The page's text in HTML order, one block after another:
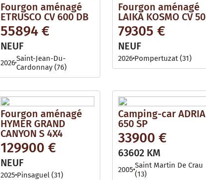
Fourgon aménagé
ETRUSCO CV 600 DB
55894 €
NEUF
2026Saint-Jean-Du-
Cardonnay (76)
Fourgon aménagé
LAIKA KOSMO CV 50
79305 €
NEUF
2026 Pompertuzat (31)
Fourgon aménagé
HYMER GRAND
CANYON S 4X4
129900 €
NEUF
2025 Pinsaguel (31)
Camping-car ADRIA
650 SP
33900 €
63602 KM
2005 Saint Martin De Crau
(13)